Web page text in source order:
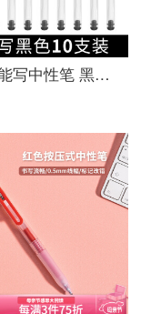
典元巨能写中性笔 黑色素碳笔专用签字笔学生用笔全针管大容量 巨能写黑色10支装